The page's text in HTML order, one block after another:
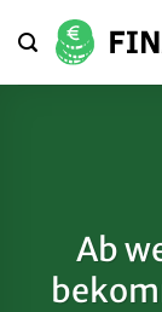
Inhalt
springen
Ab